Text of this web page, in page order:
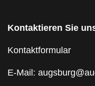
Kontaktieren Sie
Kontaktformular
E-Mail: